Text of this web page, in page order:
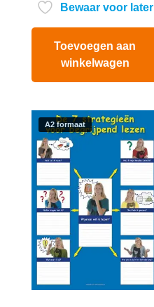
Bewaar voor later
Toevoegen aan
winkelwagen
A2 formaat